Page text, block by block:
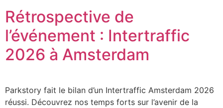
Rétrospective de
l’événement : Intertraffic
2026 à Amsterdam
Parkstory fait le bilan d’un Intertraffic Amsterdam 2026
réussi. Découvrez nos temps forts sur l’avenir de la